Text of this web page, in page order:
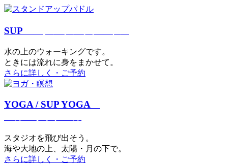
SUP
⽔の上のウォーキングです。
ときには流れに身をまかせて。
さらに詳しく・ご予約
YOGA / SUP YOGA
スタジオを⾶び出そう。
海や大地の上、太陽・⽉の下で。
さらに詳しく・ご予約